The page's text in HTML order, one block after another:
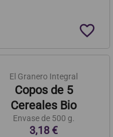
favorite_border
El Granero Integral
Copos de 5
Cereales Bio
Envase de 500 g.
3,18 €